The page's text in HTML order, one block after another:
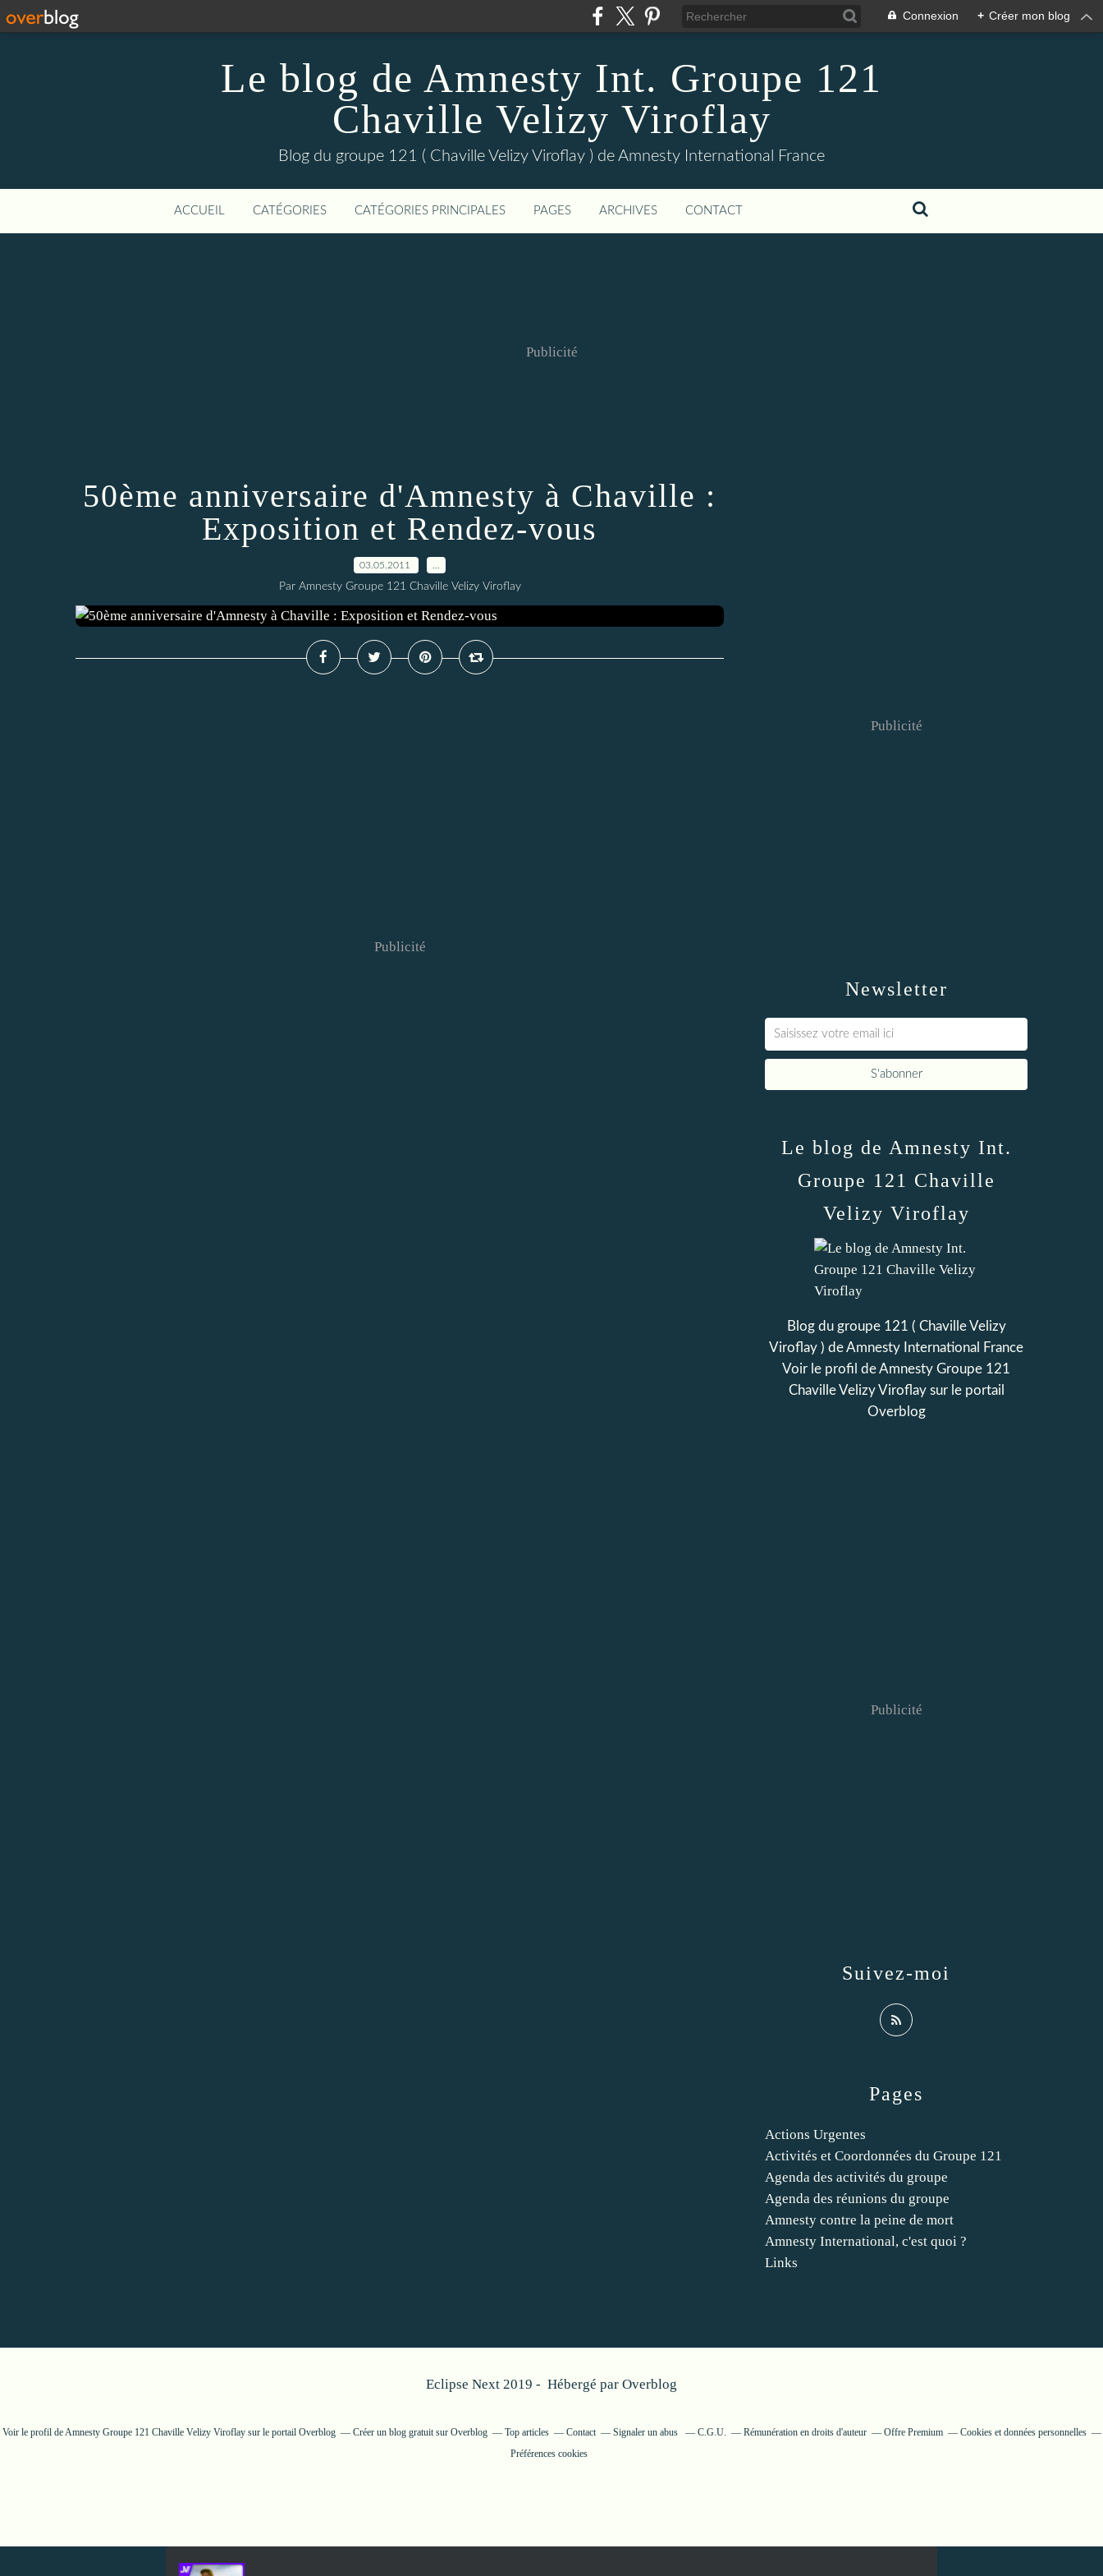
Connexion + Créer mon blog
Le blog de Amnesty Int. Groupe 121
Chaville Velizy Viroflay
Blog du groupe 121 ( Chaville Velizy Viroflay ) de Amnesty International France
ACCUEIL CATÉGORIES CATÉGORIES PRINCIPALES PAGES ARCHIVES CONTACT
Publicité
50ème anniversaire d'Amnesty à Chaville :
Exposition et Rendez-vous
03.05.2011
Par Amnesty Groupe 121 Chaville Velizy Viroflay
Publicité
Newsletter
Publicité
Pages
Actions Urgentes
Activités et Coordonnées du Groupe 121
Agenda des activités du groupe
Agenda des réunions du groupe
Amnesty contre la peine de mort
Amnesty International, c'est quoi ?
Links
Le blog de Amnesty Int.
Groupe 121 Chaville
Velizy Viroflay
Blog du groupe 121 ( Chaville Velizy
Viroflay ) de Amnesty International France
Voir le profil deAmnesty Groupe 121
Chaville Velizy Viroflaysur le portail
Overblog
Suivez-moi
Publicité
Eclipse Next 2019 - Hébergé par Overblog
Voir le profil deAmnesty Groupe 121 Chaville Velizy Viroflaysur le portail Overblog Créer un blog gratuit sur Overblog Top articles Contact Signaler un abus C.G.U. Rémunération en droits d'auteur Offre Premium
Cookies et données personnelles
Préférences cookies